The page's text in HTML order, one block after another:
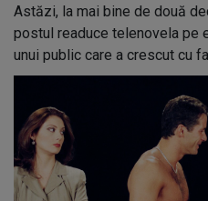
Astăzi, la mai bine de două
postul readuce telenovela pe
unui public care a crescut cu